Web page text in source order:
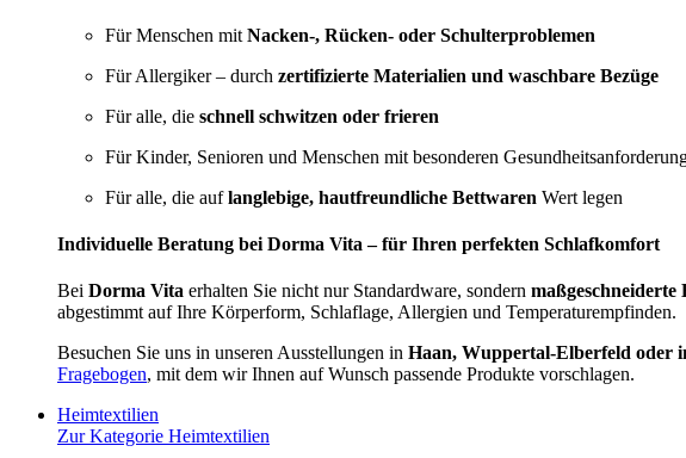
Für Menschen mit Nacken-, Rücken- oder Schulterproblemen
Für Allergiker – durch zertifizierte Materialien und waschbare Bezüge
Für alle, die schnell schwitzen oder frieren
Für Kinder, Senioren und Menschen mit besonderen
Für alle, die auflanglebige, hautfreundliche Bettwaren Wert legen
Individuelle Beratung bei Dorma Vita – für Ihren perfekten Schlafkomfort
Bei Dorma Vita erhalten Sie nicht nur Standardware, sondern maßgeschneiderte
abgestimmt auf Ihre Körperform, Schlaflage, Allergien und Temperaturempfinden.
Besuchen Sie uns in unseren Ausstellungen in Haan, Wuppertal-Elberfeld oder
Fragebogen, mit dem wir Ihnen auf Wunsch passende Produkte vorschlagen.
Heimtextilien
Zur Kategorie Heimtextilien